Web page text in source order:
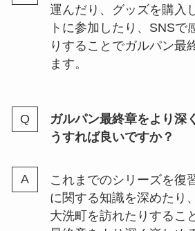
運んだり、グッズを購入
トに参加したり、SNSで
りすることでガルパン最
ます。
ガルパン最終章をより深
うすれば良いですか？
これまでのシリーズを復
に関する知識を深めたり
大洗町を訪れたりするこ